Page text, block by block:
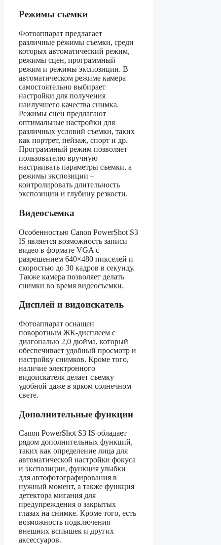
Режимы съемки
Фотоаппарат предлагает
различные режимы съемки, среди
которых автоматический режим,
режимы сцен, программный
режим и режимы экспозиции. В
автоматическом режиме камера
самостоятельно выбирает
настройки для получения
наилучшего качества снимка.
Режимы сцен предлагают
оптимальные настройки для
различных условий съемки, таких
как портрет, пейзаж, спорт и др.
Программный режим позволяет
пользователю вручную
настраивать параметры съемки, а
режимы экспозиции –
контролировать длительность
экспозиции и глубину резкости.
Видеосъемка
Особенностью Canon PowerShot S3
IS является возможность записи
видео в формате VGA с
разрешением 640×480 пикселей и
скоростью до 30 кадров в секунду.
Также камера позволяет делать
снимки во время видеосъемки.
Дисплей и видоискатель
Фотоаппарат оснащен
поворотным ЖК-дисплеем с
диагональю 2,0 дюйма, который
обеспечивает удобный просмотр и
настройку снимков. Кроме того,
наличие электронного
видоискателя делает съемку
удобной даже в ярком солнечном
свете.
Дополнительные функции
Canon PowerShot S3 IS обладает
рядом дополнительных функций,
таких как определение лица для
автоматической настройки фокуса
и экспозиции, функция улыбки
для автофотографирования в
нужный момент, а также функция
детектора мигания для
предупреждения о закрытых
глазах на снимке. Кроме того, есть
возможность подключения
внешних вспышек и других
аксессуаров.